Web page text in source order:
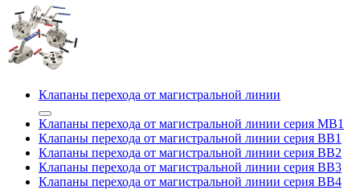
Клапаны перехода от магистральной линии
Клапаны перехода от магистральной линии серия MB1
Клапаны перехода от магистральной линии серия BB1
Клапаны перехода от магистральной линии серия BB2
Клапаны перехода от магистральной линии серия BB3
Клапаны перехода от магистральной линии серия BB4